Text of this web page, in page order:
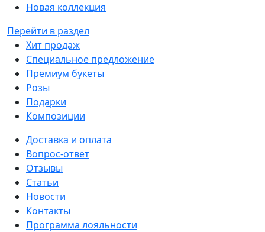
Новая коллекция
Перейти в раздел
Хит продаж
Специальное предложение
Премиум букеты
Розы
Подарки
Композиции
Доставка и оплата
Вопрос-ответ
Отзывы
Статьи
Новости
Контакты
Программа лояльности